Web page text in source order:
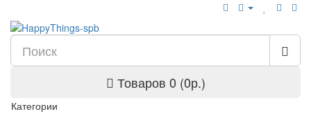
Товаров 0 (0р.)
Категории